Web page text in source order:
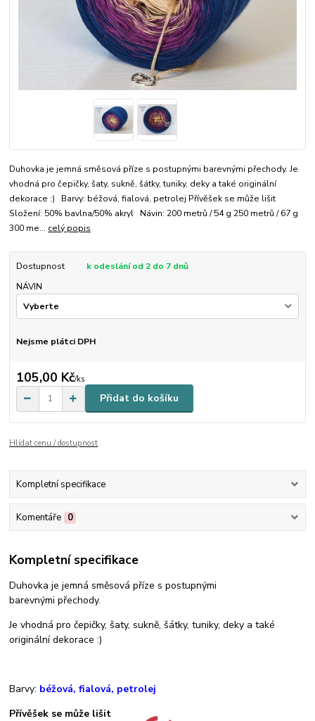
Duhovka je jemná směsová příze s postupnými barevnými přechody. Je
vhodná pro čepičky, šaty, sukně, šátky, tuniky, deky a také originální
dekorace :) Barvy: béžová, fialová, petrolej Přívěšek se může lišit
Složení: 50% bavlna/50% akryl Návin: 200 metrů / 54 g 250 metrů / 67 g
300 me... celý popis
Dostupnost
k odeslání od 2 do 7 dnů
NÁVIN
Nejsme plátci DPH
105,00 Kč/ks
Přidat do košíku
Hlídat cenu / dostupnost
Kompletní specifikace
Komentáře 0
Kompletní specifikace
Duhovka je jemná směsová příze s postupnými
barevnými přechody.
Je vhodná pro čepičky, šaty, sukně, šátky, tuniky, deky a také
originální dekorace :)
Barvy: béžová, fialová, petrolej
Přívěšek se může lišit